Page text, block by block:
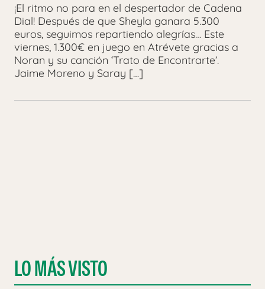
¡El ritmo no para en el despertador de Cadena
Dial! Después de que Sheyla ganara 5.300
euros, seguimos repartiendo alegrías… Este
viernes, 1.300€ en juego en Atrévete gracias a
Noran y su canción ‘Trato de Encontrarte’.
Jaime Moreno y Saray […]
LO MÁS VISTO